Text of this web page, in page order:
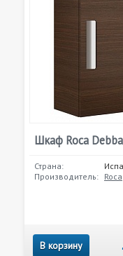
Шкаф Roca
Страна:
Производитель: Roca
В корзину